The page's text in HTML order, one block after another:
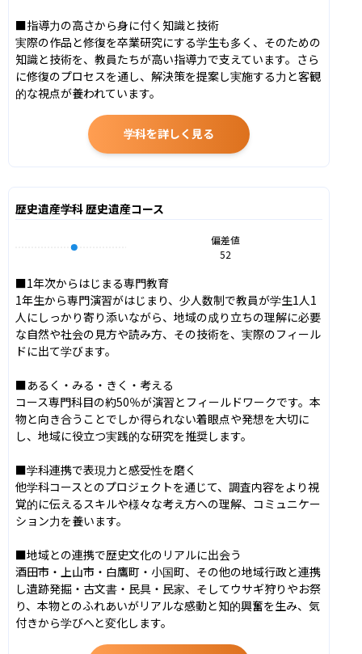
■指導力の高さから身に付く知識と技術
実際の作品と修復を卒業研究にする学生も多く、そのための
知識と技術を、教員たちが高い指導力で支えています。さら
に修復のプロセスを通し、解決策を提案し実施する力と客観
的な視点が養われています。
学科を詳しく見る
歴史遺産学科 歴史遺産コース
偏差値
52
■1年次からはじまる専門教育
1年生から専門演習がはじまり、少人数制で教員が学生1人1
人にしっかり寄り添いながら、地域の成り立ちの理解に必要
な自然や社会の見方や読み方、その技術を、実際のフィール
ドに出て学びます。
■あるく・みる・きく・考える
コース専門科目の約50％が演習とフィールドワークです。本
物と向き合うことでしか得られない着眼点や発想を大切に
し、地域に役立つ実践的な研究を推奨します。
■学科連携で表現力と感受性を磨く
他学科コースとのプロジェクトを通じて、調査内容をより視
覚的に伝えるスキルや様々な考え方への理解、コミュニケー
ション力を養います。
■地域との連携で歴史文化のリアルに出会う
酒田市・上山市・白鷹町・小国町、その他の地域行政と連携
し遺跡発掘・古文書・民具・民家、そしてウサギ狩りやお祭
り、本物とのふれあいがリアルな感動と知的興奮を生み、気
付きから学びへと変化します。